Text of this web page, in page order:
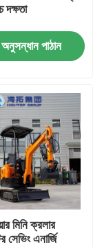
দক্ষতা
অনুসন্ধান পাঠান
মিনি ক্রলার
সেভিং এনার্জি